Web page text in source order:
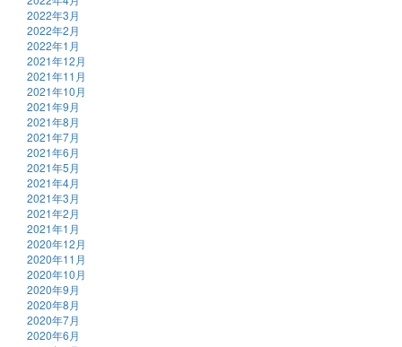
2022年3月
2022年2月
2022年1月
2021年12月
2021年11月
2021年10月
2021年9月
2021年8月
2021年7月
2021年6月
2021年5月
2021年4月
2021年3月
2021年2月
2021年1月
2020年12月
2020年11月
2020年10月
2020年9月
2020年8月
2020年7月
2020年6月